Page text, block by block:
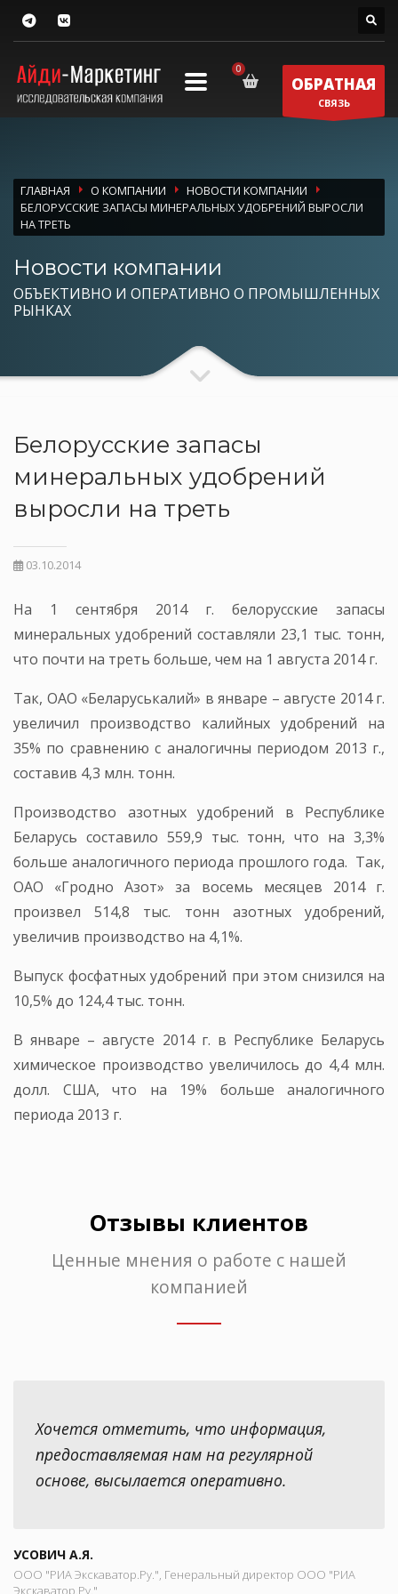
ОБРАТНАЯ
СВЯЗЬ
ГЛАВНАЯ О КОМПАНИИ
НОВОСТИ КОМПАНИИ
БЕЛОРУССКИЕ ЗАПАСЫ МИНЕРАЛЬНЫХ УДОБРЕНИЙ ВЫРОСЛИ
НА ТРЕТЬ
Новости компании
ОБЪЕКТИВНО И ОПЕРАТИВНО О ПРОМЫШЛЕННЫХ
РЫНКАХ
Белорусские запасы
минеральных удобрений
выросли на треть
03.10.2014
На 1 сентября 2014 г. белорусские запасы
минеральных удобрений составляли 23,1 тыс. тонн,
что почти на треть больше, чем на 1 августа 2014 г.
Так, ОАО «Беларуськалий» в январе – августе 2014 г.
увеличил производство калийных удобрений на
35% по сравнению с аналогичны периодом 2013 г.,
составив 4,3 млн. тонн.
Производство азотных удобрений в Республике
Беларусь составило 559,9 тыс. тонн, что на 3,3%
больше аналогичного периода прошлого года. Так,
ОАО «Гродно Азот» за восемь месяцев 2014 г.
произвел 514,8 тыс. тонн азотных удобрений,
увеличив производство на 4,1%.
Выпуск фосфатных удобрений при этом снизился на
10,5% до 124,4 тыс. тонн.
В январе – августе 2014 г. в Республике Беларусь
химическое производство увеличилось до 4,4 млн.
долл. США, что на 19% больше аналогичного
периода 2013 г.
Отзывы клиентов
Ценные мнения о работе с нашей
компанией
Хочется отметить, что информация,
предоставляемая нам на регулярной
основе, высылается оперативно.
УСОВИЧ А.Я.
ООО "РИА Экскаватор.Ру.", Генеральный директор ООО "РИА
Экскаватор.Ру."